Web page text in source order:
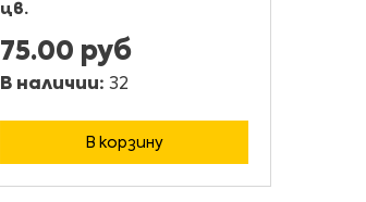
цв.
75.00 руб
В наличии: 32
В корзину